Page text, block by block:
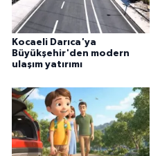
Kocaeli Darıca'ya
Büyükşehir'den modern
ulaşım yatırımı